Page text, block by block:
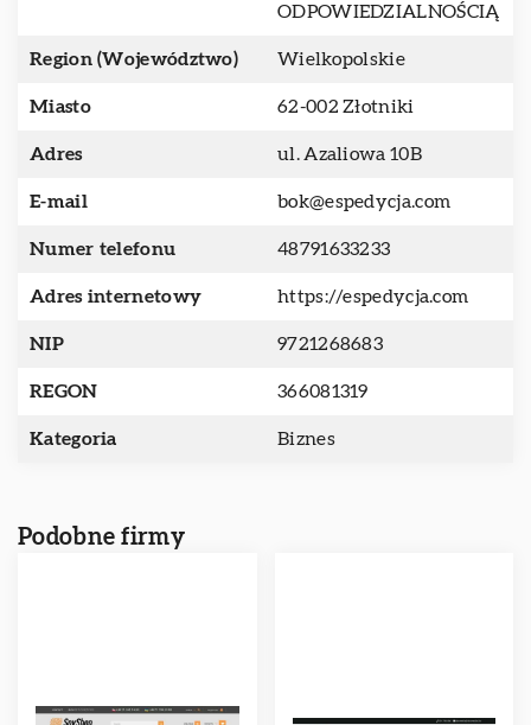
ODPOWIEDZIALNOŚCIĄ
Region (Województwo) Wielkopolskie
Miasto 62-002 Złotniki
Adres ul. Azaliowa 10B
E-mail bok@espedycja.com
Numer telefonu 48791633233
Adres internetowy https://espedycja.com
NIP 9721268683
REGON 366081319
Kategoria Biznes
Podobne firmy